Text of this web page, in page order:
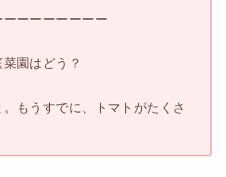
ーーーーーーー
園はどう？
もうすでに、トマトがたくさ